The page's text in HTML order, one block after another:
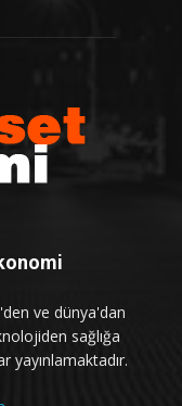
ve dünya'dan
sağlığa